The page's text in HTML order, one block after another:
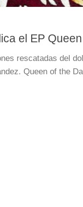
el EP
rescatadas del
Queen of the